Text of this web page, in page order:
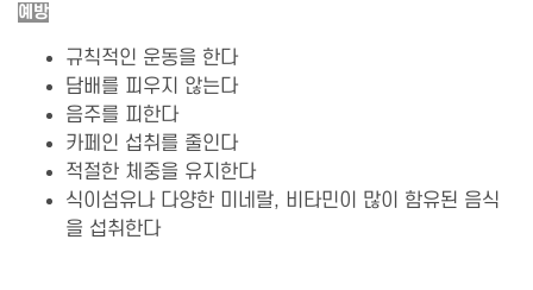
예방
규칙적인 운동을 한다
담배를 피우지 않는다
음주를 피한다
카페인 섭취를 줄인다
적절한 체중을 유지한다
식이섬유나 다양한 미네랄, 비타민이 많이 함유된 음식
을 섭취한다